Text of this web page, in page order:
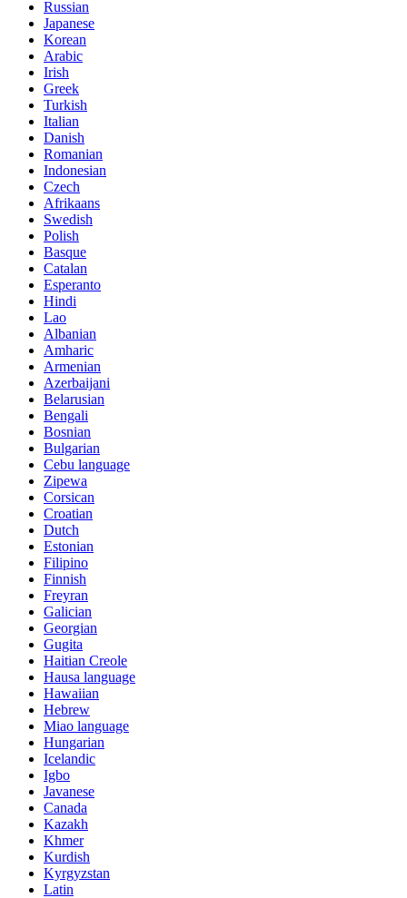
Russian
Japanese
Korean
Arabic
Irish
Greek
Turkish
Italian
Danish
Romanian
Indonesian
Czech
Afrikaans
Swedish
Polish
Basque
Catalan
Esperanto
Hindi
Lao
Albanian
Amharic
Armenian
Azerbaijani
Belarusian
Bengali
Bosnian
Bulgarian
Cebu language
Zipewa
Corsican
Croatian
Dutch
Estonian
Filipino
Finnish
Freyran
Galician
Georgian
Gugita
Haitian Creole
Hausa language
Hawaiian
Hebrew
Miao language
Hungarian
Icelandic
Igbo
Javanese
Canada
Kazakh
Khmer
Kurdish
Kyrgyzstan
Latin